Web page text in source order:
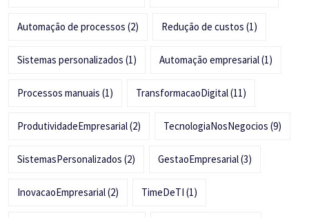
Automação de processos (2) Redução de custos (1)
Sistemas personalizados (1) Automação empresarial(1)
Processos manuais (1) TransformacaoDigital(11)
ProdutividadeEmpresarial(2) TecnologiaNosNegocios (9)
SistemasPersonalizados (2) GestaoEmpresarial(3)
InovacaoEmpresarial(2) TimeDeTI (1)